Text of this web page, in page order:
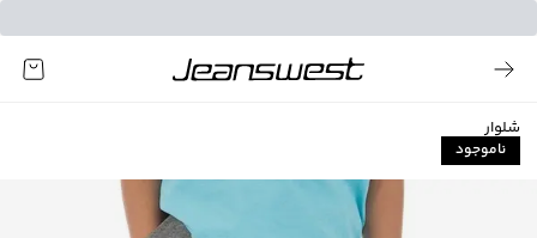
شلوار
ناموجود